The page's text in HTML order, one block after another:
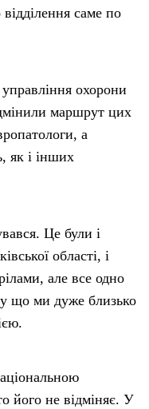
саме по
охорони
маршрут цих
а
як і інших
Це були і
області, і
але все одно
що ми дуже близько
його не відміняє. У